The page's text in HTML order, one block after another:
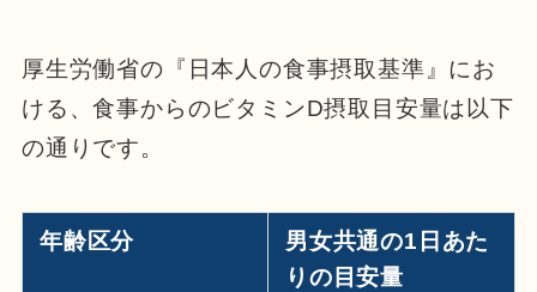
厚生労働省の『日本人の食事摂取基準』にお
ける、食事からのビタミンD摂取目安量は以下
の通りです。
年齢区分
男女共通の1日あた
りの目安量